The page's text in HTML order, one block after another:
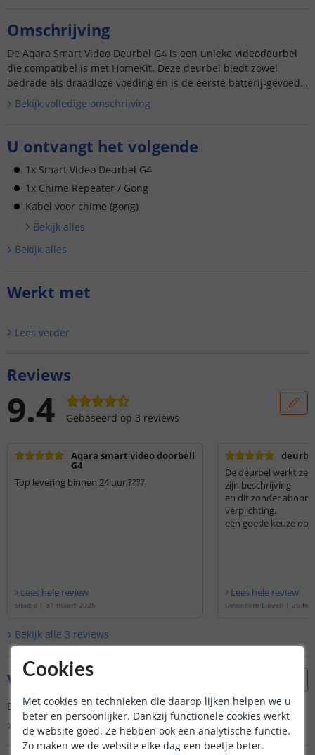
Omschrijving
De Aqara Smart Video Deurbel G4 is een unieke videodeurbel
die compatibel is met HomeKit. Deze deurbel biedt zowel
bedrade als draadloze voeding en is de eerste batterij-gevoede
deurbel die werkt met HomeKit Secure Video. Met lokale AI-g...
Bekijk volledige omschrijving
U ontvangt het volgende
1x Smart Video Deurbel G4
1x Chime Repeater / Gong
Kabel voor chime (gong)
Bekijk alles
Bekijk alles
Werkt met
Lees verder
Reviews
9.4 Gebaseerd op 3 reviews
Aqara smart video doorbell
G4
Top levering binnen 24 uur.????
Lees hele review
Shaq B | 31 maart 2025
De deurbel werkt
zijn beschrijving
en dit zonder
verplichting.
een goede keuze
Lees hele review
Devoldere Lieven | 25
Bekijk alle 3 reviews
Vraag & antwoord
Er is nog geen vraag gesteld over dit product.
Bekijk alle Vraag & antwoord
Cookies
Met cookies en technieken die daarop lijken helpen we u
beter en persoonlijker. Dankzij functionele cookies werkt
de website goed. Ze hebben ook een analytische functie.
Zo maken we de website elke dag een beetje beter.